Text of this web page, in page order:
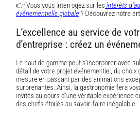
👉 Vous vous interrogez sur les intérêts
événementielle globale ? Découvrez notre
L’excellence au service de
d’entreprise : créez un
Le haut de gamme peut s’incorporer avec
détail de votre projet événementiel, du choix
mesure en passant par des animations
surprenantes. Ainsi, la gastronomie fera
invités au cours d’une véritable expérience
des chefs étoilés au savoir-faire inégalable.